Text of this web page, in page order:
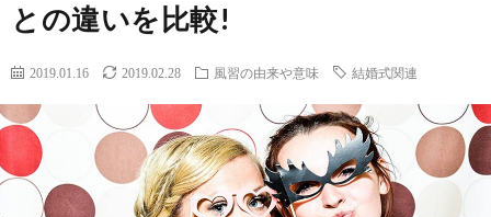
ー
季
由
との違いを比較!
2019.01.16 2019.02.28 風習の由来や意味 結婚式関連